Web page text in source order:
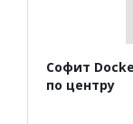
Софит
по центру